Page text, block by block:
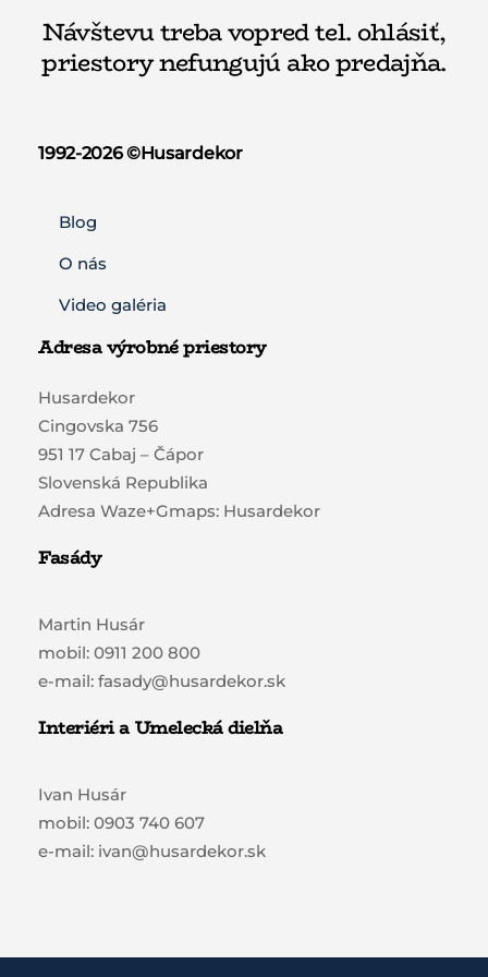
Návštevu treba vopred tel. ohlásiť,
priestory nefungujú ako predajňa.
1992-2026 ©️Husardekor
Blog
O nás
Video galéria
Adresa výrobné priestory
Husardekor
Cingovska 756
951 17 Cabaj – Čápor
Slovenská Republika
Adresa Waze+Gmaps: Husardekor
Fasády
Martin Husár
mobil: 0911 200 800
e-mail: fasady@husardekor.sk
Interiéri a Umelecká dielňa
Ivan Husár
mobil: 0903 740 607
e-mail: ivan@husardekor.sk